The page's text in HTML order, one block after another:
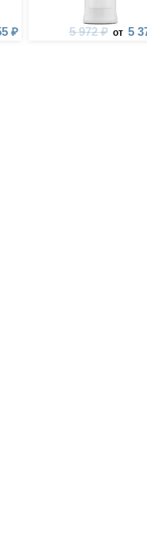
₽ 5 972 ₽ от 5